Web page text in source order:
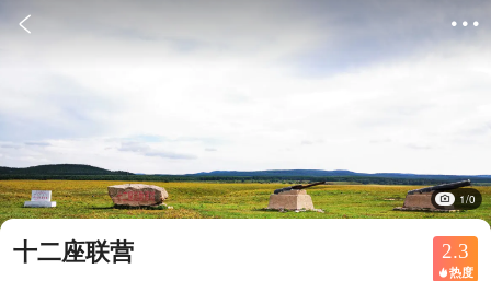
 
1/0
十二座联营 2.3
 热度